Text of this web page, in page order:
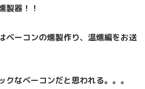
製器！！
ベーコンの燻製作り、温燻編をお送
クなベーコンだと思われる。。。